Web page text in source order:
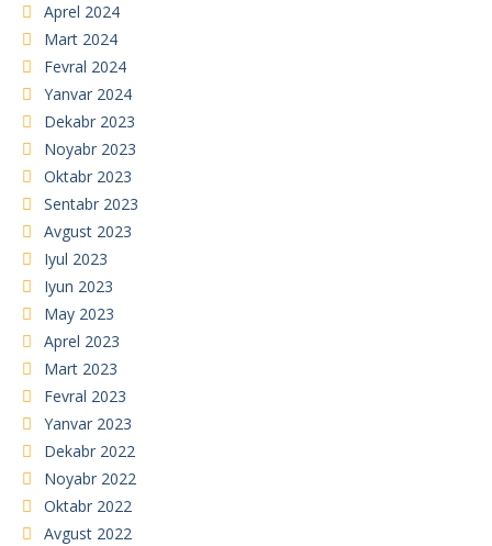
Aprel 2024
Mart 2024
Fevral 2024
Yanvar 2024
Dekabr 2023
Noyabr 2023
Oktabr 2023
Sentabr 2023
Avgust 2023
Iyul 2023
Iyun 2023
May 2023
Aprel 2023
Mart 2023
Fevral 2023
Yanvar 2023
Dekabr 2022
Noyabr 2022
Oktabr 2022
Avgust 2022